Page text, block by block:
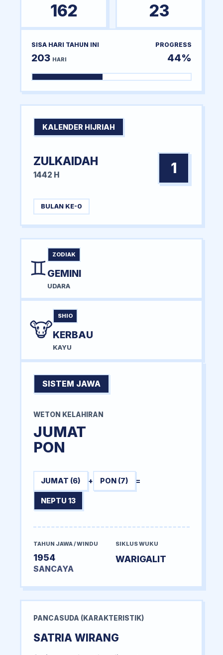
162 23
SISA HARI TAHUN INI
203 HARI
PROGRESS
44%
KALENDER HIJRIAH
ZULKAIDAH
1442 H 1
BULAN KE-0
♊
ZODIAK
GEMINI
UDARA
🐮
SHIO
KERBAU
KAYU
SISTEM JAWA
WETON KELAHIRAN
JUMAT
PON
JUMAT (6) + PON (7) =
NEPTU 13
TAHUN JAWA / WINDU
1954
SANCAYA
SIKLUS WUKU
WARIGALIT
PANCASUDA (KARAKTERISTIK)
SATRIA WIRANG